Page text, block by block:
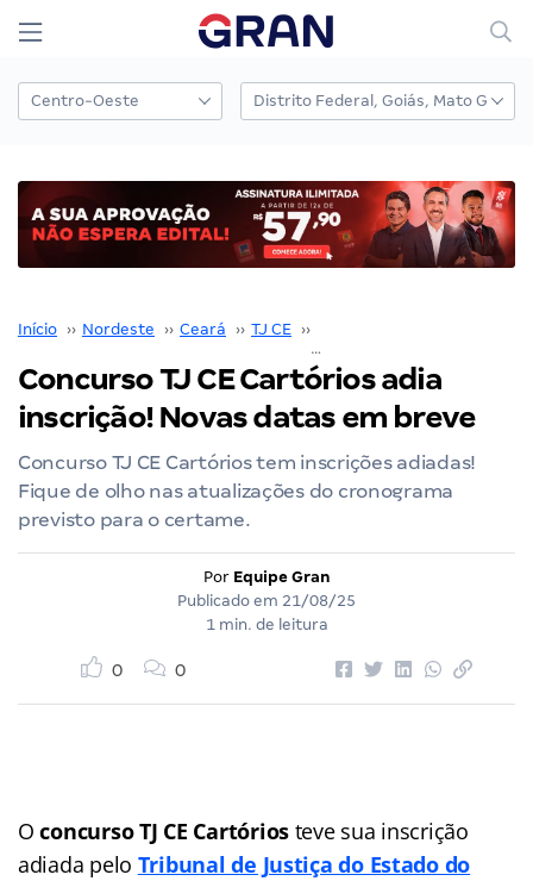
Início ›› Nordeste ›› Ceará ›› TJ CE ››
Concurso TJ CE Cartórios adia
inscrição! Novas datas em breve
Concurso TJ CE Cartórios tem inscrições adiadas!
Fique de olho nas atualizações do cronograma
previsto para o certame.
Por Equipe Gran
Publicado em 21/08/25
1 min. de leitura
0 0
Oconcurso TJ CE Cartórios teve sua inscrição
adiada pelo Tribunal de Justiça do Estado do